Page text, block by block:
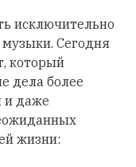
исключительно
Сегодня
который
дела более
и даже
жизни: